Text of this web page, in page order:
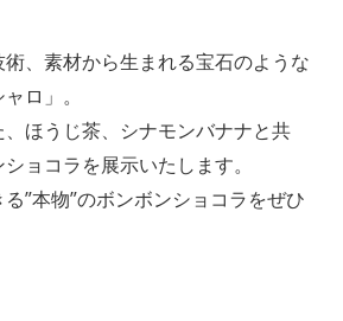
術、素材から生まれる宝石のような
ロ」。
ほうじ茶、シナモンバナナと共
ョコラを展示いたします。
”本物”のボンボンショコラをぜひ